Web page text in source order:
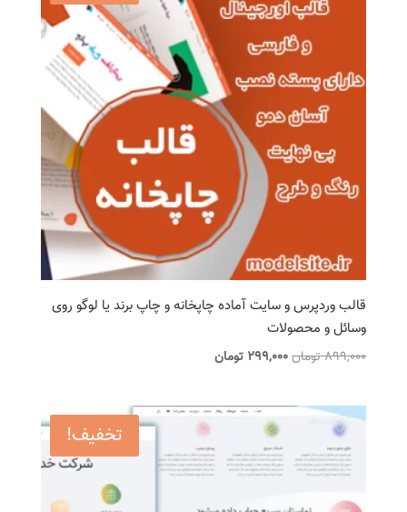
قالب وردپرس و سایت آماده چاپخانه و چاپ برند یا لوگو روی
وسائل و محصولات
899,000تومانقیمت
بود.
299,000 تومانقیمت
است.
تخفیف!